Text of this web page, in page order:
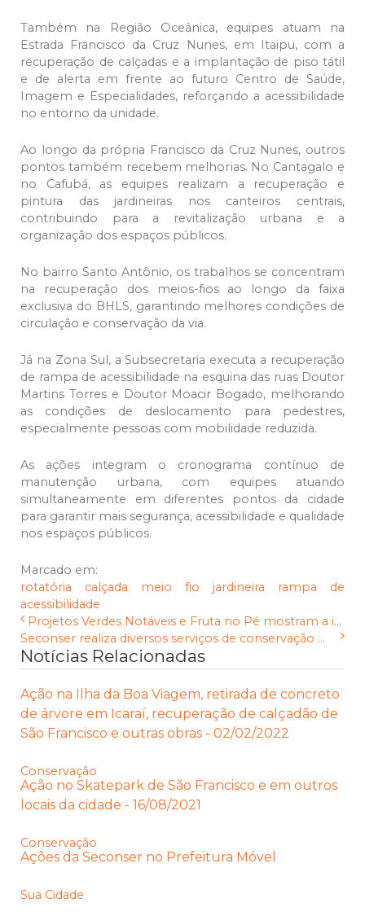
Também na Região Oceânica, equipes atuam na
Estrada Francisco da Cruz Nunes, em Itaipu, com a
recuperação de calçadas e a implantação de piso tátil
e de alerta em frente ao futuro Centro de Saúde,
Imagem e Especialidades, reforçando a acessibilidade
no entorno da unidade.
Ao longo da própria Francisco da Cruz Nunes, outros
pontos também recebem melhorias. No Cantagalo e
no Cafubá, as equipes realizam a recuperação e
pintura das jardineiras nos canteiros centrais,
contribuindo para a revitalização urbana e a
organização dos espaços públicos.
No bairro Santo Antônio, os trabalhos se concentram
na recuperação dos meios-fios ao longo da faixa
exclusiva do BHLS, garantindo melhores condições de
circulação e conservação da via.
Já na Zona Sul, a Subsecretaria executa a recuperação
de rampa de acessibilidade na esquina das ruas Doutor
Martins Torres e Doutor Moacir Bogado, melhorando
as condições de deslocamento para pedestres,
especialmente pessoas com mobilidade reduzida.
As ações integram o cronograma contínuo de
manutenção urbana, com equipes atuando
simultaneamente em diferentes pontos da cidade
para garantir mais segurança, acessibilidade e qualidade
nos espaços públicos.
Marcado em:
rotatória
calçada meio fio jardineira
rampa de
acessibilidade
Projetos Verdes Notáveis e Fruta no Pé mostram a i...
Seconser realiza diversos serviços de conservação ...
Notícias Relacionadas
Ação na Ilha da Boa Viagem, retirada de concreto
de árvore em Icaraí, recuperação de calçadão de
São Francisco e outras obras - 02/02/2022
Conservação
Ação no Skatepark de São Francisco e em outros
locais da cidade - 16/08/2021
Conservação
Ações da Seconser no Prefeitura Móvel
Sua Cidade